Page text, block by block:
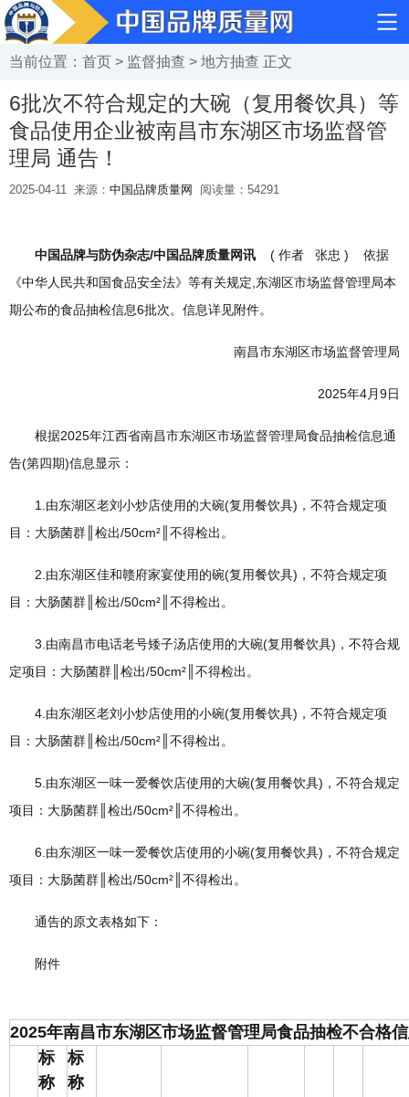
当前位置： 首页 > 监督抽查 > 地方抽查 正文
6批次不符合规定的大碗（复用餐饮具）等
食品使用企业被南昌市东湖区市场监督管
理局 通告！
2025-04-11 来源： 中国品牌质量网 阅读量： 54291
中国品牌与防伪杂志/中国品牌质量网讯
( 作者 张忠 ) 依据
《中华人民共和国食品安全法》等有关规定,东湖区市场监督管理局本
期公布的食品抽检信息6批次。信息详见附件。
南昌市东湖区市场监督管理局
2025年4月9日
根据2025年江西省南昌市东湖区市场监督管理局食品抽检信息通
告(第四期)信息显示：
1.由东湖区老刘小炒店使用的大碗(复用餐饮具)，不符合规定项
目：大肠菌群║检出/50cm²║不得检出。
2.由东湖区佳和赣府家宴使用的碗(复用餐饮具)，不符合规定项
目：大肠菌群║检出/50cm²║不得检出。
3.由南昌市电话老号矮子汤店使用的大碗(复用餐饮具)，不符合规
定项目：大肠菌群║检出/50cm²║不得检出。
4.由东湖区老刘小炒店使用的小碗(复用餐饮具)，不符合规定项
目：大肠菌群║检出/50cm²║不得检出。
5.由东湖区一味一爱餐饮店使用的大碗(复用餐饮具)，不符合规定
项目：大肠菌群║检出/50cm²║不得检出。
6.由东湖区一味一爱餐饮店使用的小碗(复用餐饮具)，不符合规定
项目：大肠菌群║检出/50cm²║不得检出。
通告的原文表格如下：
附件
2025年南昌市东湖区市场监督管理局食品抽检不合格
标
称
标
称